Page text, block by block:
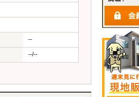
--
--/--